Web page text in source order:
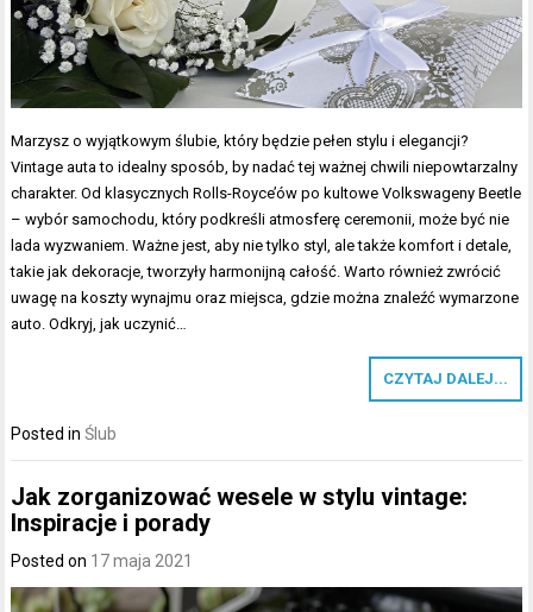
Marzysz o wyjątkowym ślubie, który będzie pełen stylu i elegancji?
Vintage auta to idealny sposób, by nadać tej ważnej chwili niepowtarzalny
charakter. Od klasycznych Rolls-Royce’ów po kultowe Volkswageny Beetle
– wybór samochodu, który podkreśli atmosferę ceremonii, może być nie
lada wyzwaniem. Ważne jest, aby nie tylko styl, ale także komfort i detale,
takie jak dekoracje, tworzyły harmonijną całość. Warto również zwrócić
uwagę na koszty wynajmu oraz miejsca, gdzie można znaleźć wymarzone
auto. Odkryj, jak uczynić…
CZYTAJ DALEJ...
Posted inŚlub
Jak zorganizować wesele w stylu vintage:
Inspiracje i porady
Posted on 17 maja 2021